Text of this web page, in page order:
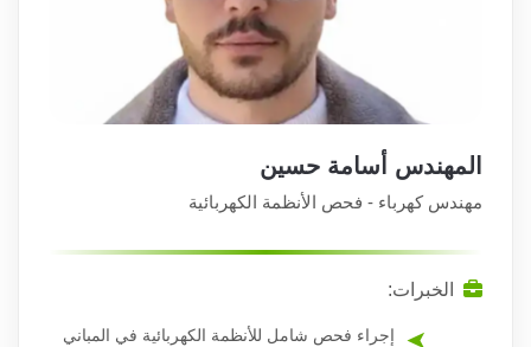
المهندس أسامة حسين
مهندس كهرباء - فحص الأنظمة الكهربائية
الخبرات:
إجراء فحص شامل للأنظمة الكهربائية في المباني